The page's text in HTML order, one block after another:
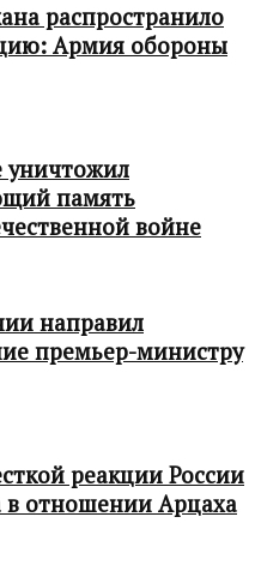
распространило
Армия обороны
уничтожил
память
войне
направил
премьер-министру
реакции России
в отношении Арцаха